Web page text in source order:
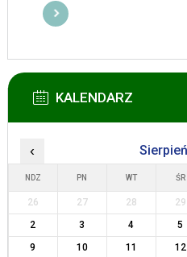
KALENDARZ
‹
NDZ PN WT ŚR
26 27 28 29
2
3 4 5
9
10 11 12